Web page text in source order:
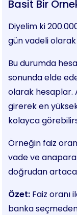
Basit Bir
Diyelim ki
gün vadeli
Bu durumda
sonunda elde
olarak hesaplar.
girerek en
kolayca
Örneğin faiz
vade ve
doğrudan
Özet: Faiz
banka